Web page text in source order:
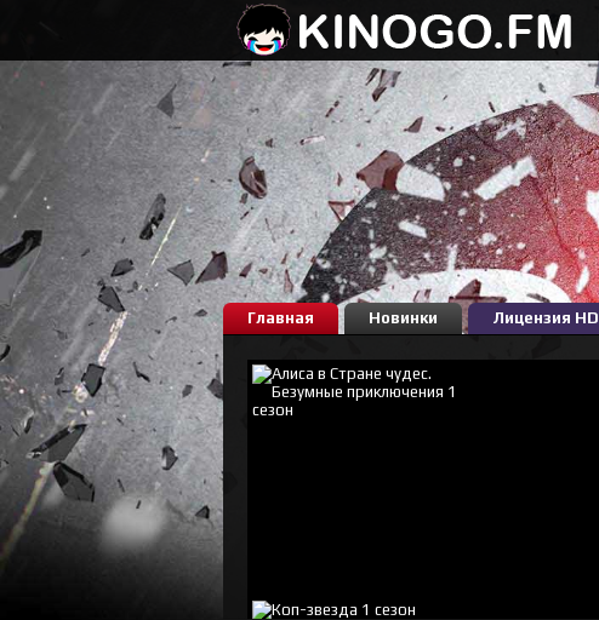
Главная Новинки Лицензия HD